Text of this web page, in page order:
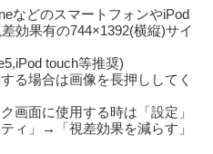
などのスマートフォンやiPod
効果有の744×1392(横縦)サイ
touch等推奨)
る場合は画像を長押ししてく
画面に使用する時は「設定」
ィ」→「視差効果を減らす」